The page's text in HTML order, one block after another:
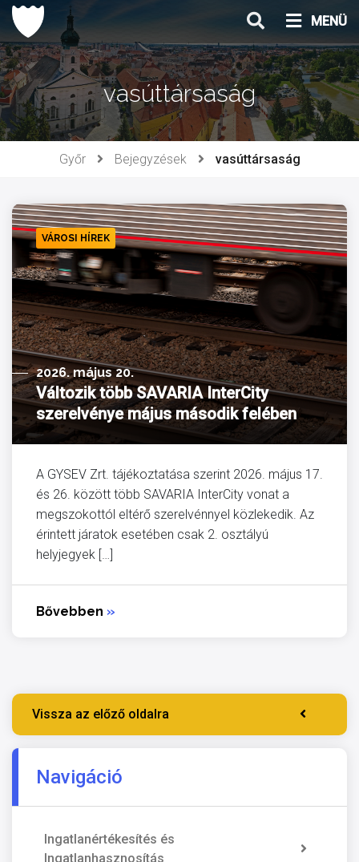
Ugrás
tartalomhoz
MENÜ
vasúttársaság
Győr Bejegyzések vasúttársaság
VÁROSI HÍREK
2026. május 20.
Változik több SAVARIA InterCity
szerelvénye május második felében
A GYSEV Zrt. tájékoztatása szerint 2026. május 17.
és 26. között több SAVARIA InterCity vonat a
megszokottól eltérő szerelvénnyel közlekedik. Az
érintett járatok esetében csak 2. osztályú
helyjegyek […]
Bővebben »
Vissza az előző oldalra
Navigáció
Ingatlanértékesítés és
Ingatlanhasznosítás